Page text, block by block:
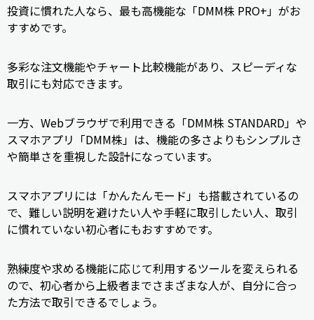
投資に慣れた人なら、最も高機能な「DMM株 PRO+」がお
すすめです。
多彩な注文機能やチャート比較機能があり、スピーディな
取引にも対応できます。
一方、Webブラウザで利用できる「DMM株 STANDARD」や
スマホアプリ「DMM株」は、機能の多さよりもシンプルさ
や簡単さを重視した設計になっています。
スマホアプリには「かんたんモード」も搭載されているの
で、難しい説明を避けたい人や手軽に取引したい人、取引
に慣れていない初心者にもおすすめです。
熟練度や求める機能に応じて利用するツールを変えられる
ので、初心者から上級者までさまざまな人が、自分に合っ
た方法で取引できるでしょう。